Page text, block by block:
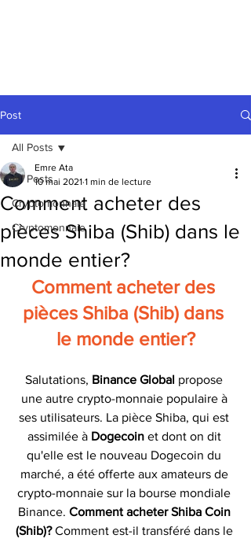
Post
All Posts
Cryptomonnaie
Cryptomonnaie
All Posts
Comment acheter des
pièces Shiba (Shib) dans le
monde entier?
Emre Ata
10 mai 2021 1 min de lecture
Comment acheter des
pièces Shiba (Shib) dans
le monde entier?
Salutations, Binance Global propose
une autre crypto-monnaie populaire à
ses utilisateurs. La pièce Shiba, qui est
assimilée à Dogecoin et dont on dit
qu'elle est le nouveau Dogecoin du
marché, a été offerte aux amateurs de
crypto-monnaie sur la bourse mondiale
Binance. Comment acheter Shiba Coin
(Shib)? Comment est-il transféré dans le